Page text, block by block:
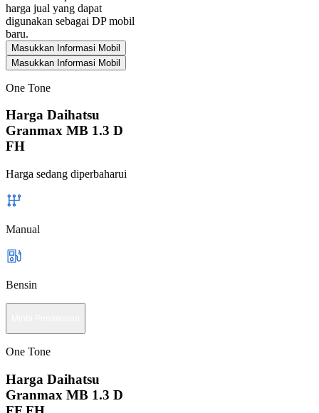
harga jual yang dapat
digunakan sebagai DP mobil
baru.
Masukkan Informasi Mobil
Masukkan Informasi Mobil
One Tone
Harga Daihatsu
Granmax MB 1.3 D
FH
Harga sedang diperbaharui
Manual
Bensin
One Tone
Harga Daihatsu
Granmax MB 1.3 D